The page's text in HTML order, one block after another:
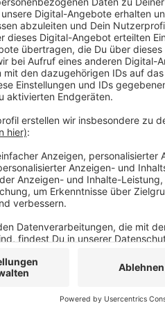
Besonders größere
Handelsverband. Immer
Rabattaktion
Angebote gibt es zum
Kosmetik. Highlight der
mit dem Cyber Monday.